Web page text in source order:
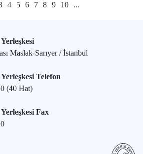
4 5 6 7 8 9 10 ...
Maslak-Sarıyer / İstanbul
Telefon
(40 Hat)
Fax